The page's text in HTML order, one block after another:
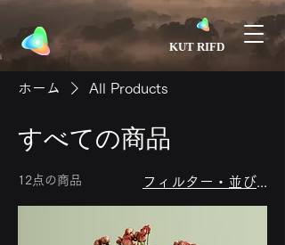
​KUT RIFD
ホーム All Products
すべての商品
12点の商品 フィルター・並び替え